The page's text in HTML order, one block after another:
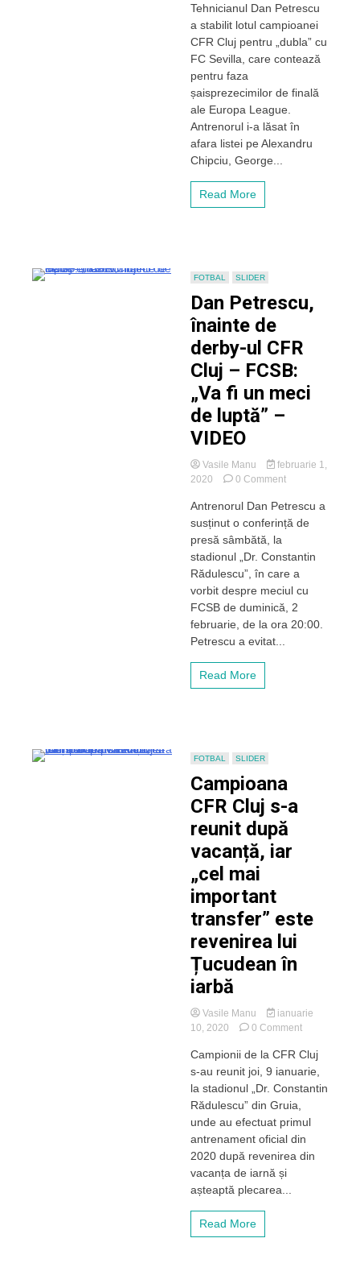
Petrescu
a
stabilit
pentru
cu
FC
Tehnicianul Dan Petrescu
a stabilit lotul campioanei
CFR Cluj pentru „dubla” cu
FC Sevilla, care contează
pentru faza
șaisprezecimilor de finală
ale Europa League.
Antrenorul i-a lăsat în
afara listei pe Alexandru
Chipciu, George...
Read More
FOTBAL SLIDER
Dan Petrescu,
înainte de
derby-ul CFR
Cluj – FCSB:
„Va fi un meci
de luptă” –
VIDEO
Vasile Manu
februarie 1,
2020
0 Commenton
Petrescu,
înainte
derby-
CFR
Cluj
–
FCSB:
Antrenorul Dan Petrescu a
susținut o conferință de
presă sâmbătă, la
stadionul „Dr. Constantin
Rădulescu”, în care a
vorbit despre meciul cu
FCSB de duminică, 2
februarie, de la ora 20:00.
Petrescu a evitat...
Read More
FOTBAL SLIDER
Campioana
CFR Cluj s-a
reunit după
vacanță, iar
„cel mai
important
transfer” este
revenirea lui
Țucudean în
iarbă
Vasile Manu
ianuarie
10, 2020
0 Commenton
CFR
Cluj
s-
după
vacanță,
iar
Campionii de la CFR Cluj
s-au reunit joi, 9 ianuarie,
la stadionul „Dr. Constantin
Rădulescu” din Gruia,
unde au efectuat primul
antrenament oficial din
2020 după revenirea din
vacanța de iarnă și
așteaptă plecarea...
Read More